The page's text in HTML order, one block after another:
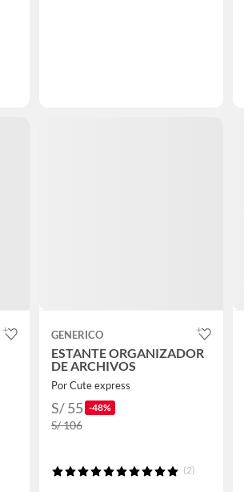
GENERICO
ESTANTE ORGANIZADOR
DE ARCHIVOS
Por Cute express
S/ 55 -48%
S/ 106
(2)